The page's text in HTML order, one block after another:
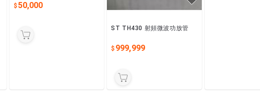
50,000
ST TH430 射頻微波功放管
999,999